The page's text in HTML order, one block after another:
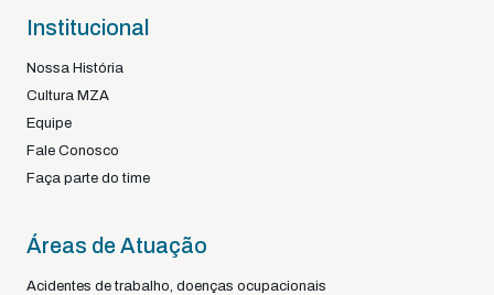
Institucional
Nossa História
Cultura MZA
Equipe
Fale Conosco
Faça parte do time
Áreas de Atuação
Acidentes de trabalho, doenças ocupacionais